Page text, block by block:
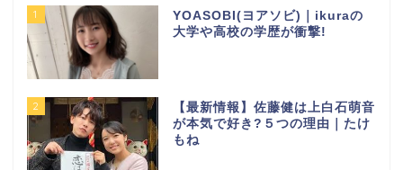
1
YOASOBI(ヨアソビ)｜ikuraの
大学や高校の学歴が衝撃!
2
【最新情報】佐藤健は上白石萌音
が本気で好き?５つの理由｜たけ
もね